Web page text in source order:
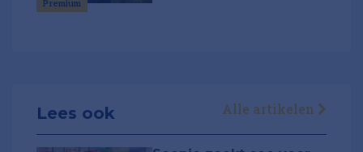
Premium
Lees ook Alle artikelen